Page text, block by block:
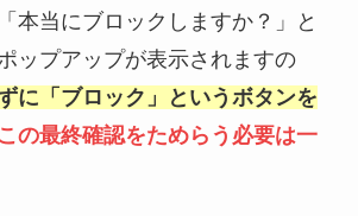
本当にブロックしますか？」と
ップアップが表示されますの
に「ブロック」というボタンを
この最終確認をためらう必要は一